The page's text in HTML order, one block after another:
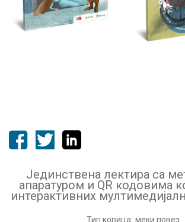
Јединствена лектира са
апаратуром и QR кодовима
интерактивних
Тип корица: меки повез